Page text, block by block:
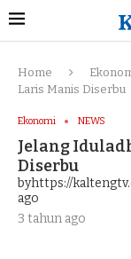
Home
Laris Manis Diserbu
Ekonomi NEWS
Jelang
Diserbu
byhttps://
ago
3 tahun ago